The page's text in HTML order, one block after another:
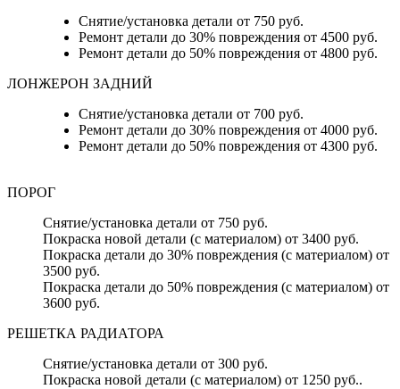
Снятие/установка детали от 750 руб.
Ремонт детали до 30% повреждения от 4500 руб.
Ремонт детали до 50% повреждения от 4800 руб.
ЛОНЖЕРОН ЗАДНИЙ
Снятие/установка детали от 700 руб.
Ремонт детали до 30% повреждения от 4000 руб.
Ремонт детали до 50% повреждения от 4300 руб.
ПОРОГ
Снятие/установка детали от 750 руб.
Покраска новой детали (с материалом) от 3400 руб.
Покраска детали до 30% повреждения (с материалом) от
3500 руб.
Покраска детали до 50% повреждения (с материалом) от
3600 руб.
РЕШЕТКА РАДИАТОРА
Снятие/установка детали от 300 руб.
Покраска новой детали (с материалом) от 1250 руб..